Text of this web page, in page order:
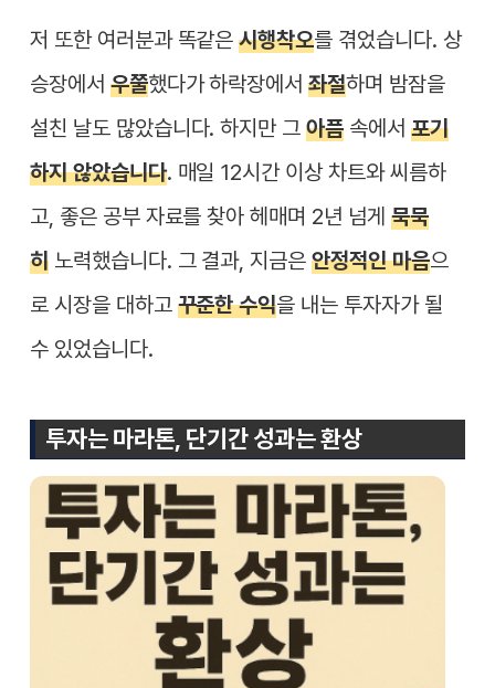
저 또한 여러분과 똑같은시행착오를 겪었습니다. 상
승장에서 우쭐했다가 하락장에서좌절하며 밤잠을
설친 날도 많았습니다. 하지만 그아픔속에서 포기
하지 않았습니다. 매일 12시간 이상 차트와 씨름하
고, 좋은 공부 자료를 찾아 헤매며 2년 넘게 묵묵
히노력했습니다. 그 결과, 지금은안정적인 마음으
로 시장을 대하고 꾸준한 수익을 내는 투자자가 될
수 있었습니다.
투자는 마라톤, 단기간 성과는 환상